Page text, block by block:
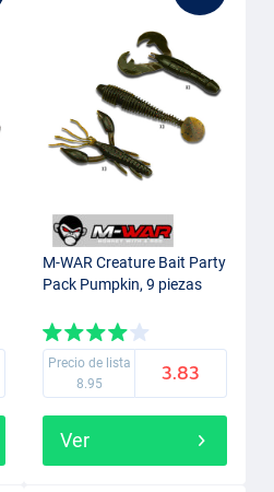
M-WAR Creature Bait Party
Pack Pumpkin, 9 piezas
Precio de lista
8.95
3.83
Ver